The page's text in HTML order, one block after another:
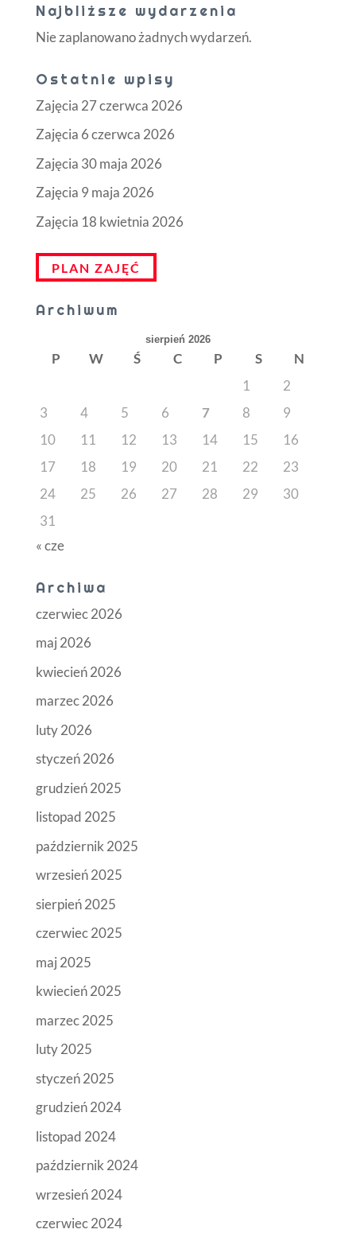
Najbliższe wydarzenia
Nie zaplanowano żadnych wydarzeń.
Ostatnie wpisy
Zajęcia 27 czerwca 2026
Zajęcia 6 czerwca 2026
Zajęcia 30 maja 2026
Zajęcia 9 maja 2026
Zajęcia 18 kwietnia 2026
PLAN ZAJĘĆ
Archiwum
sierpień 2026
P W Ś C P S
N
1
2
3
4 5 6 7 8
9
10
11 12 13 14 15
16
17
18 19 20 21 22
23
24
25 26 27 28 29
30
31
« cze
Archiwa
czerwiec 2026
maj 2026
kwiecień 2026
marzec 2026
luty 2026
styczeń 2026
grudzień 2025
listopad 2025
październik 2025
wrzesień 2025
sierpień 2025
czerwiec 2025
maj 2025
kwiecień 2025
marzec 2025
luty 2025
styczeń 2025
grudzień 2024
listopad 2024
październik 2024
wrzesień 2024
czerwiec 2024